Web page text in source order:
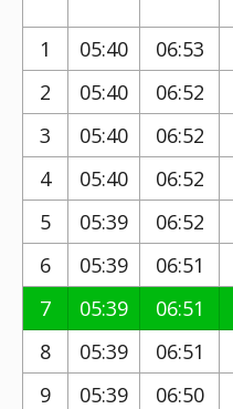
1
05:40 06:53
2
05:40 06:52
3
05:40 06:52
4
05:40 06:52
5
05:39 06:52
6
05:39 06:51
7
05:39 06:51
8
05:39 06:51
9
05:39 06:50